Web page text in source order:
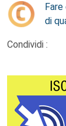
Fare
di
Condividi :